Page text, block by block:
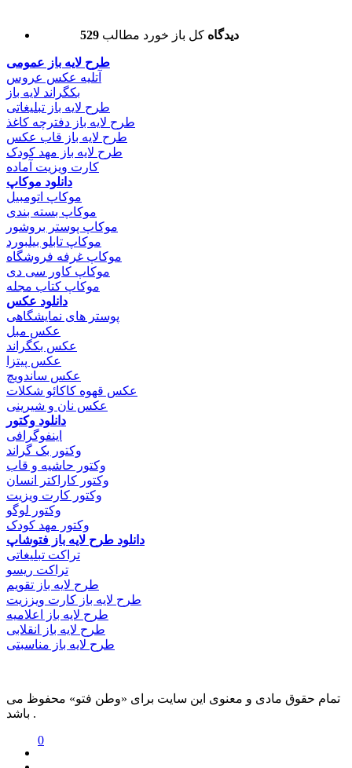
529 دیدگاه کل باز خورد مطالب
طرح لایه باز عمومی
آتلیه عکس عروس
بکگراند لایه باز
طرح لایه باز تبلیغاتی
طرح لایه باز دفترچه کاغذ
طرح لایه باز قاب عکس
طرح لایه باز مهد کودک
کارت ویزیت آماده
دانلود موکاپ
موکاپ اتومبیل
موکاپ بسته بندی
موکاپ پوستر بروشور
موکاپ تابلو بیلبورد
موکاپ غرفه فروشگاه
موکاپ کاور سی دی
موکاپ کتاب مجله
دانلود عکس
پوستر های نمایشگاهی
عکس مبل
عکس بکگراند
عکس پیتزا
عکس ساندویچ
عکس قهوه کاکائو شکلات
عکس نان و شیرینی
دانلود وکتور
اینفوگرافی
وکتور بک گراند
وکتور حاشیه و قاب
وکتور کاراکتر انسان
وکتور کارت ویزیت
وکتور لوگو
وکتور مهد کودک
دانلود طرح لایه باز فتوشاپ
تراکت تبلیغاتی
تراکت ریسو
طرح لایه باز تقویم
طرح لایه باز کارت ویززیت
طرح لایه باز اعلامیه
طرح لایه باز انقلابی
طرح لایه باز مناسبتی
تمام حقوق مادی و معنوی این سایت برای «وطن فتو» محفوظ می
باشد .
0